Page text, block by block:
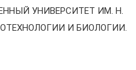
УНИВЕРСИТЕТ ИМ. Н.
И БИОЛОГИИ.